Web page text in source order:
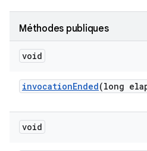
Méthodes publiques
void
invocationEnded(long
void